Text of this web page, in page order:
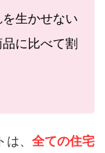
生かせない
に比べて割
、 全ての住宅